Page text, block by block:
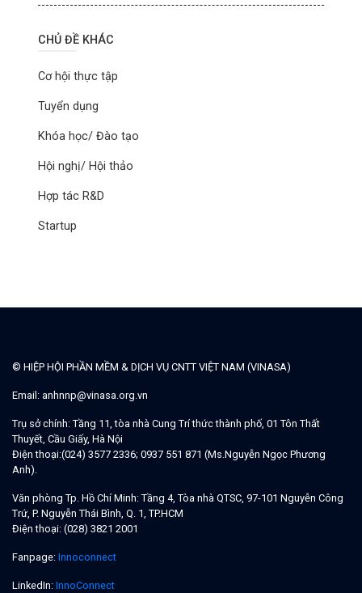
CHỦ ĐỀ KHÁC
Cơ hội thực tập
Tuyển dụng
Khóa học/ Đào tạo
Hội nghị/ Hội thảo
Hợp tác R&D
Startup
© HIỆP HỘI PHẦN MỀM & DỊCH VỤ CNTT VIỆT NAM (VINASA)
Email: anhnnp@vinasa.org.vn
Trụ sở chính: Tầng 11, tòa nhà Cung Trí thức thành phố, 01 Tôn Thất
Thuyết, Cầu Giấy, Hà Nội
Điện thoại:(024) 3577 2336; 0937 551 871 (Ms.Nguyễn Ngọc Phương
Anh).
Văn phòng Tp. Hồ Chí Minh: Tầng 4, Tòa nhà QTSC, 97-101 Nguyễn Công
Trứ, P. Nguyễn Thái Bình, Q. 1, TP.HCM
Điện thoại: (028) 3821 2001
Fanpage: Innoconnect
LinkedIn: InnoConnect